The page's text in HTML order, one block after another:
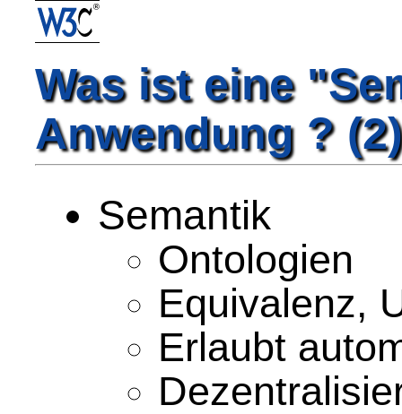
Was ist eine
Anwendung ?
Semantik
Ontologien
Equivalenz,
Erlaubt